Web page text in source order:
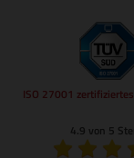
ISO 27001
4.9 von 5